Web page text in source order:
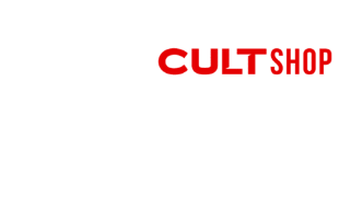
система Dynamic Air в елегантен,
корпус. Задвижван от осем тръби